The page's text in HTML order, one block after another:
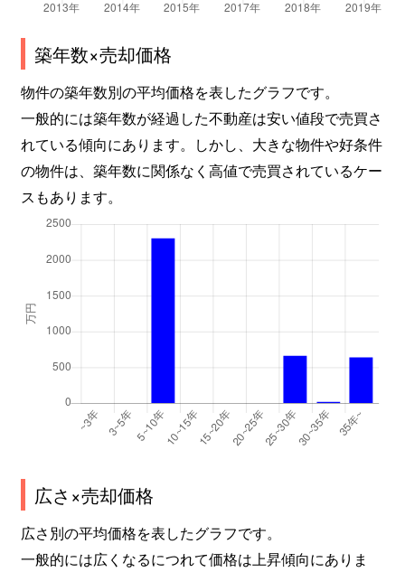
築年数×売却価格
物件の築年数別の平均価格を表したグラフです。
一般的には築年数が経過した不動産は安い値段で売買さ
れている傾向にあります。しかし、大きな物件や好条件
の物件は、築年数に関係なく高値で売買されているケー
スもあります。
広さ×売却価格
広さ別の平均価格を表したグラフです。
一般的には広くなるにつれて価格は上昇傾向にありま